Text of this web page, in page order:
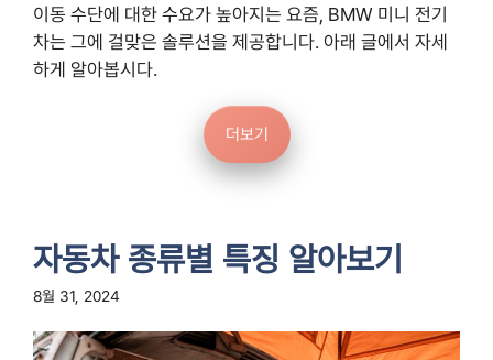
이동 수단에 대한 수요가 높아지는 요즘, BMW 미니 전기
차는 그에 걸맞은 솔루션을 제공합니다. 아래 글에서 자세
하게 알아봅시다.
더보기
자동차 종류별 특징 알아보기
8월 31, 2024